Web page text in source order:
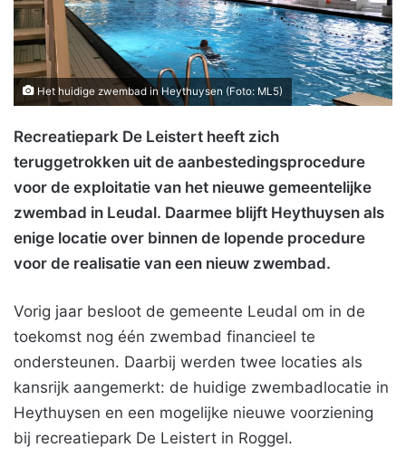
Het huidige zwembad in Heythuysen (Foto: ML5)
Recreatiepark De Leistert heeft zich
teruggetrokken uit de aanbestedingsprocedure
voor de exploitatie van het nieuwe gemeentelijke
zwembad in Leudal. Daarmee blijft Heythuysen als
enige locatie over binnen de lopende procedure
voor de realisatie van een nieuw zwembad.
Vorig jaar besloot de gemeente Leudal om in de
toekomst nog één zwembad financieel te
ondersteunen. Daarbij werden twee locaties als
kansrijk aangemerkt: de huidige zwembadlocatie in
Heythuysen en een mogelijke nieuwe voorziening
bij recreatiepark De Leistert in Roggel.